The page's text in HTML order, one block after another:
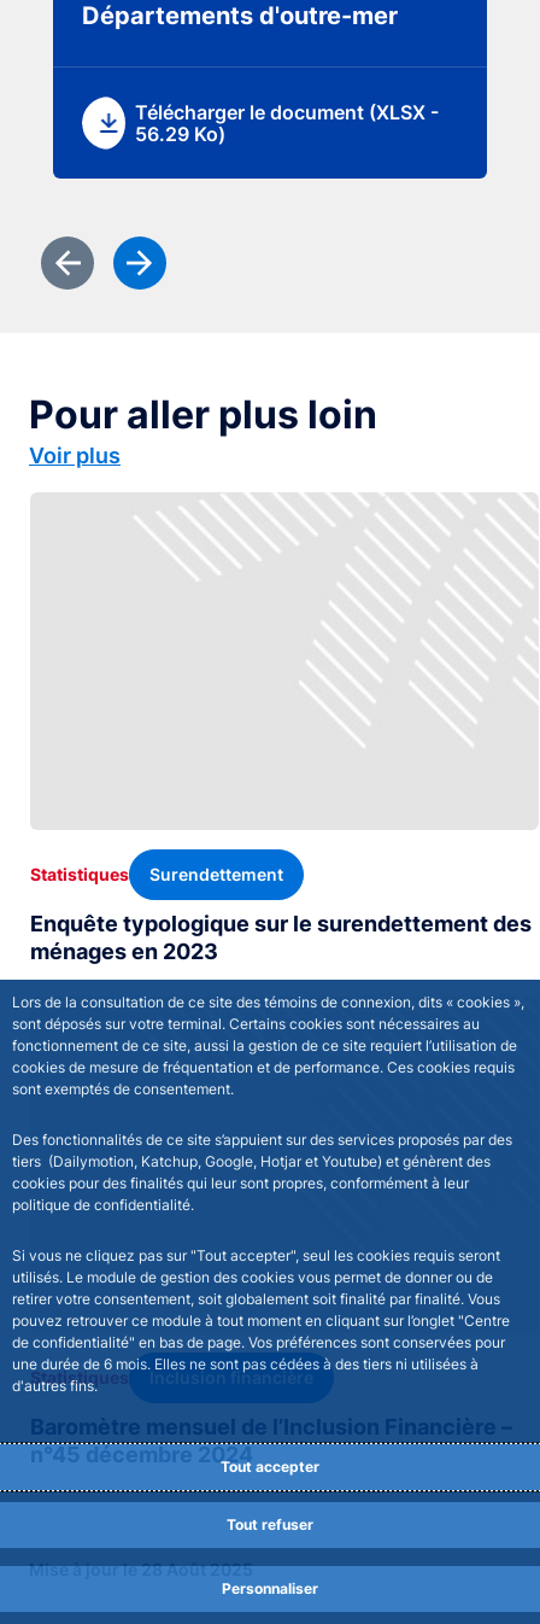
Lors de la consultation de ce site des témoins de connexion, dits « cookies »,
sont déposés sur votre terminal. Certains cookies sont nécessaires au
fonctionnement de ce site, aussi la gestion de ce site requiert l’utilisation de
cookies de mesure de fréquentation et de performance. Ces cookies requis
sont exemptés de consentement.
Des fonctionnalités de ce site s’appuient sur des services proposés par des
tiers (Dailymotion, Katchup, Google, Hotjar et Youtube) et génèrent des
cookies pour des finalités qui leur sont propres, conformément à leur
politique de confidentialité.
Si vous ne cliquez pas sur "Tout accepter", seul les cookies requis seront
utilisés. Le module de gestion des cookies vous permet de donner ou de
retirer votre consentement, soit globalement soit finalité par finalité. Vous
pouvez retrouver ce module à tout moment en cliquant sur l’onglet "Centre
de confidentialité" en bas de page. Vos préférences sont conservées pour
une durée de 6 mois. Elles ne sont pas cédées à des tiers ni utilisées à
d'autres fins.
Tout accepter
Tout refuser
Personnaliser
Départements d'outre-mer
Télécharger le document (XLSX -
56.29 Ko)
Diapositive précédente
Diapositive suivante
Pour aller plus loin
Voir plus
Enquête typologique sur le surendettement des
ménages en 2023
Statistiques Surendettement
Baromètre mensuel de l’Inclusion Financière –
n°45 décembre 2024
Statistiques Inclusion financière
Mise à jour le 28 Août 2025